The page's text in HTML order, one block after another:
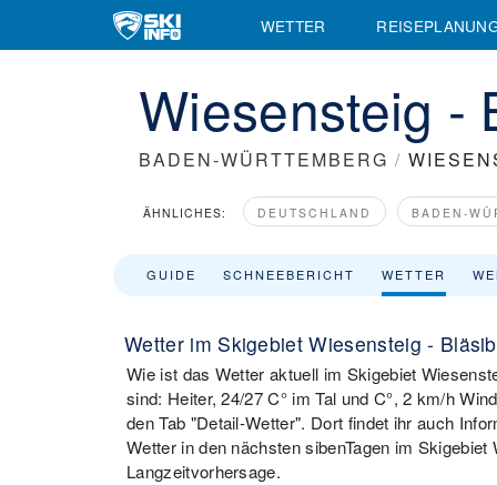
WETTER
Wiesensteig -
BADEN-WÜRTTEMBERG /
ÄHNLICHES: DEUTSCHLAND BADEN-
GUIDE SCHNEEBERICHT WETTER
Wetter im Skigebiet Wiesensteig -
Wie ist das Wetter aktuell im Skigebiet
sind: Heiter, 24/27 C° im Tal und C°, 2 km/h
den Tab "Detail-Wetter". Dort findet ihr auch
Wetter in den nächsten sibenTagen im
Langzeitvorhersage.